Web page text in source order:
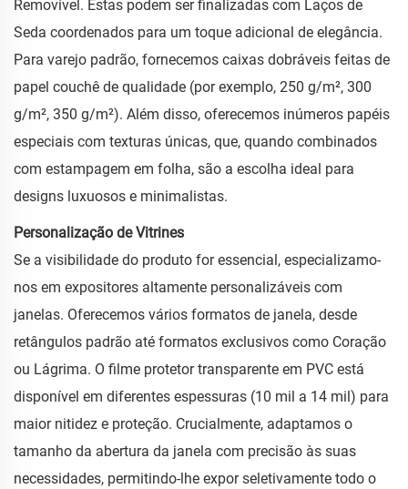
Removível. Estas podem ser finalizadas com Laços de
Seda coordenados para um toque adicional de elegância.
Para varejo padrão, fornecemos caixas dobráveis feitas de
papel couchê de qualidade (por exemplo, 250 g/m², 300
g/m², 350 g/m²). Além disso, oferecemos inúmeros papéis
especiais com texturas únicas, que, quando combinados
com estampagem em folha, são a escolha ideal para
designs luxuosos e minimalistas.
Personalização de Vitrines
Se a visibilidade do produto for essencial, especializamo-
nos em expositores altamente personalizáveis com
janelas. Oferecemos vários formatos de janela, desde
retângulos padrão até formatos exclusivos como Coração
ou Lágrima. O filme protetor transparente em PVC está
disponível em diferentes espessuras (10 mil a 14 mil) para
maior nitidez e proteção. Crucialmente, adaptamos o
tamanho da abertura da janela com precisão às suas
necessidades, permitindo-lhe expor seletivamente todo o